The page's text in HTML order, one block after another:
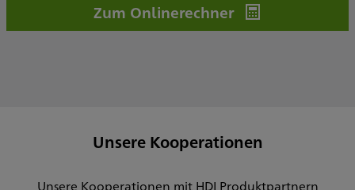
Zum Onlinerechner
Unsere Kooperationen
Unsere Kooperationen mit HDI Produktpartnern